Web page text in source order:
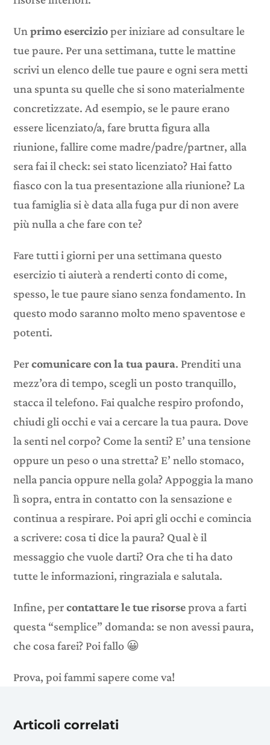
Unprimo esercizioper iniziare ad consultare le
tue paure. Per una settimana, tutte le mattine
scrivi un elenco delle tue paure e ogni sera metti
una spunta su quelle che si sono materialmente
concretizzate. Ad esempio, se le paure erano
essere licenziato/a, fare brutta figura alla
riunione, fallire come madre/padre/partner, alla
sera fai il check: sei stato licenziato? Hai fatto
fiasco con la tua presentazione alla riunione? La
tua famiglia si è data alla fuga pur di non avere
più nulla a che fare con te?
Fare tutti i giorni per una settimana questo
esercizio ti aiuterà a renderti conto di come,
spesso, le tue paure siano senza fondamento. In
questo modo saranno molto meno spaventose e
potenti.
Percomunicare con la tua paura. Prenditi una
mezz’ora di tempo, scegli un posto tranquillo,
stacca il telefono. Fai qualche respiro profondo,
chiudi gli occhi e vai a cercare la tua paura. Dove
la senti nel corpo? Come la senti? E’ una tensione
oppure un peso o una stretta? E’ nello stomaco,
nella pancia oppure nella gola? Appoggia la mano
lì sopra, entra in contatto con la sensazione e
continua a respirare. Poi apri gli occhi e comincia
a scrivere: cosa ti dice la paura? Qual è il
messaggio che vuole darti? Ora che ti ha dato
tutte le informazioni, ringraziala e salutala.
Infine, percontattare le tue risorseprova a farti
questa “semplice” domanda: se non avessi paura,
che cosa farei? Poi fallo 😀
Prova, poi fammi sapere come va!
Articoli correlati